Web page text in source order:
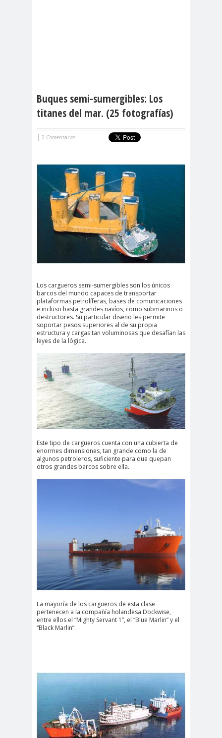
Buques semi-sumergibles: Los
titanes del mar. (25 fotografías)
| 2 Comentarios
Los cargueros semi-sumergibles son los únicos
barcos del mundo capaces de transportar
plataformas petrolíferas, bases de comunicaciones
e incluso hasta grandes navíos, como submarinos o
destructores. Su particular diseño les permite
soportar pesos superiores al de su propia
estructura y cargas tan voluminosas que desafían las
leyes de la lógica.
Este tipo de cargueros cuenta con una cubierta de
enormes dimensiones, tan grande como la de
algunos petroleros, suficiente para que quepan
otros grandes barcos sobre ella.
La mayoría de los cargueros de esta clase
pertenecen a la compañía holandesa Dockwise,
entre ellos el “Mighty Servant 1”, el “Blue Marlin” y el
“Black Marlin”.